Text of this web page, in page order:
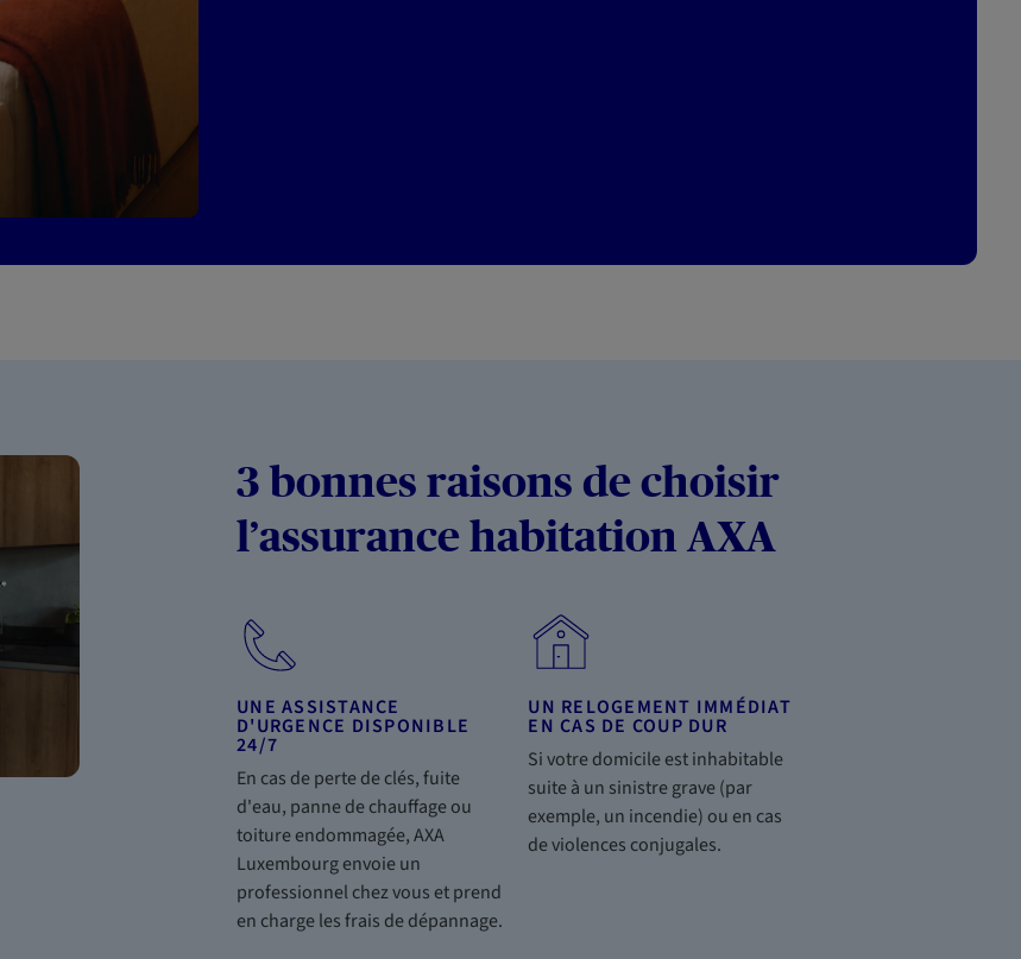
3 bonnes raisons de choisir
l’assurance habitation AXA
UNE ASSISTANCE
D'URGENCE DISPONIBLE
24/7
En cas de perte de clés, fuite
d'eau, panne de chauffage ou
toiture endommagée, AXA
Luxembourg envoie un
professionnel chez vous et prend
en charge les frais de dépannage.
UN RELOGEMENT IMMÉDIAT
EN CAS DE COUP DUR
Si votre domicile est inhabitable
suite à un sinistre grave (par
exemple, un incendie) ou en cas
de violences conjugales.